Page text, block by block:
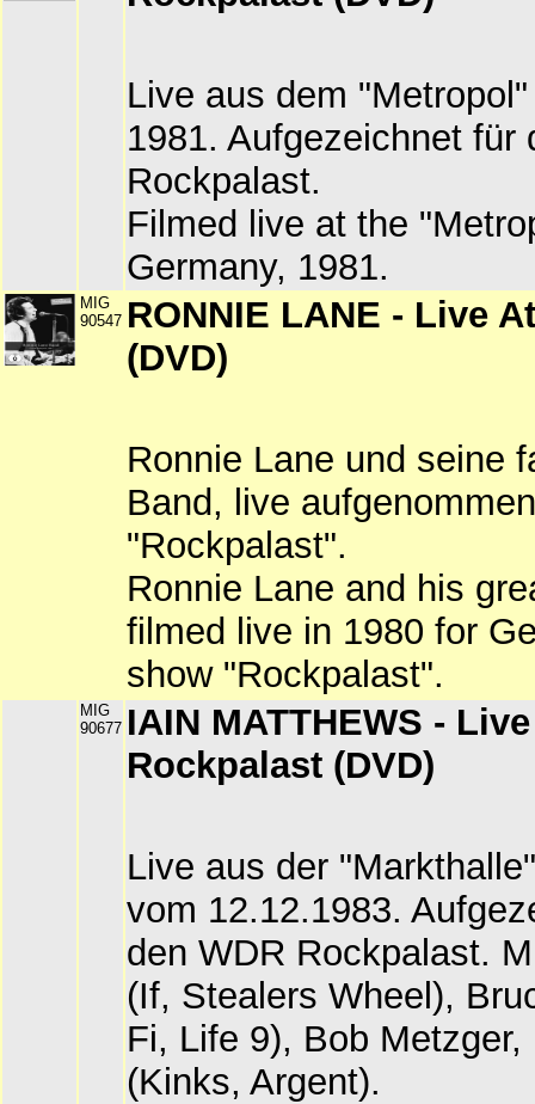
Live aus dem
1981. Aufgezeichnet für
Rockpalast.
Filmed live at the
Germany, 1981.
MIG
90547 RONNIE LANE - Live
(DVD)
Ronnie Lane und seine
Band, live
"Rockpalast".
Ronnie Lane and his
filmed live in 1980 for
show "Rockpalast".
MIG
90677 IAIN MATTHEWS -
Rockpalast (DVD)
Live aus der
vom 12.12.1983.
den WDR Rockpalast.
(If, Stealers Wheel),
Fi, Life 9), Bob Metzger,
(Kinks, Argent).